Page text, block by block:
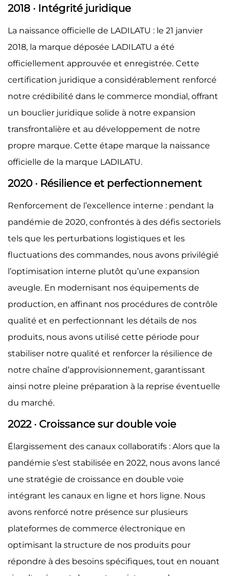
2018 · Intégrité juridique
La naissance officielle de LADILATU : le 21 janvier
2018, la marque déposée LADILATU a été
officiellement approuvée et enregistrée. Cette
certification juridique a considérablement renforcé
notre crédibilité dans le commerce mondial, offrant
un bouclier juridique solide à notre expansion
transfrontalière et au développement de notre
propre marque. Cette étape marque la naissance
officielle de la marque LADILATU.
2020 · Résilience et perfectionnement
Renforcement de l’excellence interne : pendant la
pandémie de 2020, confrontés à des défis sectoriels
tels que les perturbations logistiques et les
fluctuations des commandes, nous avons privilégié
l’optimisation interne plutôt qu’une expansion
aveugle. En modernisant nos équipements de
production, en affinant nos procédures de contrôle
qualité et en perfectionnant les détails de nos
produits, nous avons utilisé cette période pour
stabiliser notre qualité et renforcer la résilience de
notre chaîne d’approvisionnement, garantissant
ainsi notre pleine préparation à la reprise éventuelle
du marché.
2022 · Croissance sur double voie
Élargissement des canaux collaboratifs : Alors que la
pandémie s’est stabilisée en 2022, nous avons lancé
une stratégie de croissance en double voie
intégrant les canaux en ligne et hors ligne. Nous
avons renforcé notre présence sur plusieurs
plateformes de commerce électronique en
optimisant la structure de nos produits pour
répondre à des besoins spécifiques, tout en nouant